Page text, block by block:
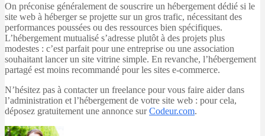
On préconise généralement de souscrire un hébergement dédié si le
site web à héberger se projette sur un gros trafic, nécessitant des
performances poussées ou des ressources bien spécifiques.
L’hébergement mutualisé s’adresse plutôt à des projets plus
modestes : c’est parfait pour une entreprise ou une association
souhaitant lancer un site vitrine simple. En revanche, l’hébergement
partagé est moins recommandé pour les sites e-commerce.
N’hésitez pas à contacter un freelance pour vous faire aider dans
l’administration et l’hébergement de votre site web : pour cela,
déposez gratuitement une annonce surCodeur.com.